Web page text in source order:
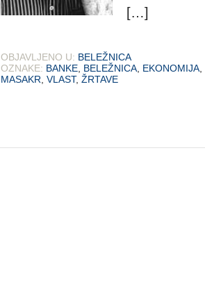
[…]
OBJAVLJENO U: BELEŽNICA
OZNAKE: BANKE BELEŽNICA EKONOMIJA
MASAKR VLAST, ŽRTAVE